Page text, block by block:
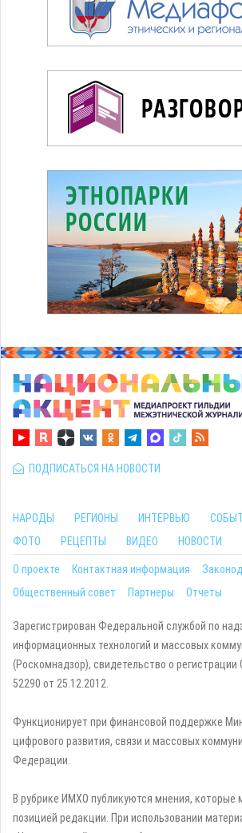
ПОДПИСАТЬСЯ НА НОВОСТИ
НАРОДЫ РЕГИОНЫ ИНТЕРВЬЮ
ФОТО
РЕЦЕПТЫ ВИДЕО НОВОСТИ
О проекте Контактная информация
Общественный совет
Партнеры Отчеты
Зарегистрирован Федеральной службой по
информационных технологий и массовых
(Роскомнадзор), свидетельство о
52290 от 25.12.2012.
Функционирует при финансовой поддержке
цифрового развития, связи и массовых
Федерации.
В рубрике ИМХО публикуются мнения, которые
позицией редакции. При использовании